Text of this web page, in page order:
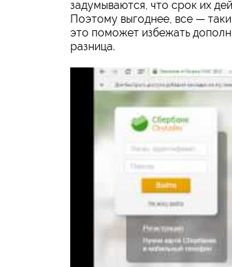
задумываются, что срок их
Поэтому выгоднее, все —
это поможет избежать
разница.